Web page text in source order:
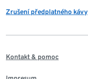
Zrušení předplatného kávy
Kontakt & pomoc